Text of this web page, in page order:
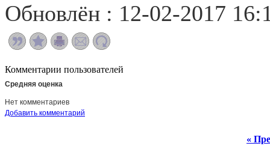
Обновлён : 12-02-2017
Комментарии пользователей
Средняя оценка
Нет комментариев
Добавить комментарий
«